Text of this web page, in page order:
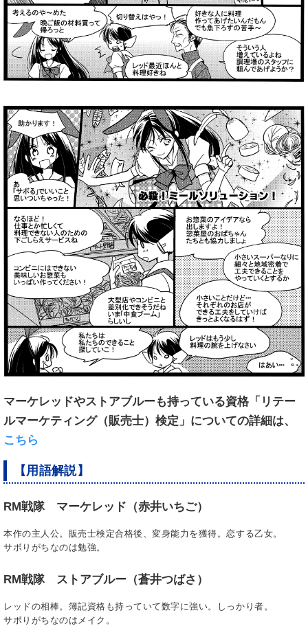
マーケレッドやストアブルーも持っている資格「リテー
ルマーケティング（販売士）検定」についての詳細は、
こちら
【用語解説】
RM戦隊 マーケレッド（赤井いちご）
本作の主人公。販売士検定合格後、変身能力を獲得。恋する乙女。
サボりがちなのは勉強。
RM戦隊 ストアブルー（蒼井つばさ）
レッドの相棒。簿記資格も持っていて数字に強い。しっかり者。
サボりがちなのはメイク。